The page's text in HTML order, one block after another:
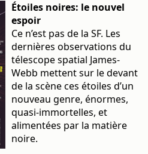
Étoiles noires: le nouvel
espoir
Ce n’est pas de la SF. Les
dernières observations du
télescope spatial James-
Webb mettent sur le devant
de la scène ces étoiles d’un
nouveau genre, énormes,
quasi-immortelles, et
alimentées par la matière
noire.